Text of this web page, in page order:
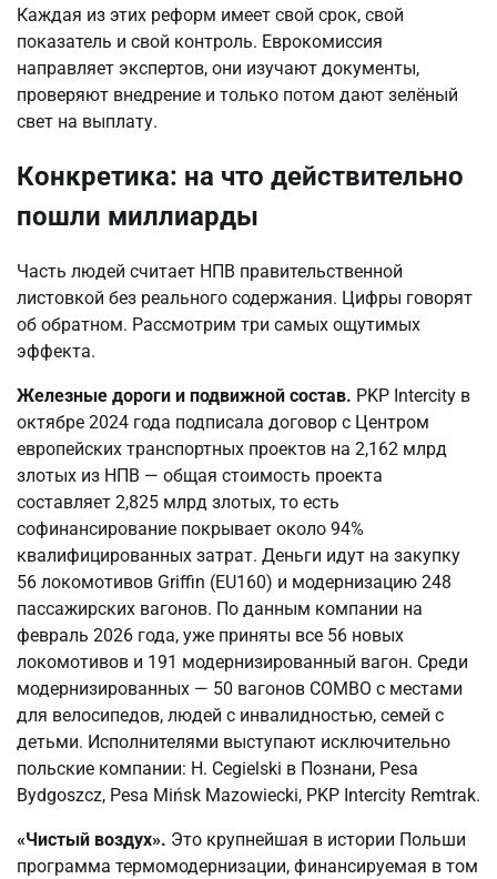
Каждая из этих реформ имеет свой срок, свой
показатель и свой контроль. Еврокомиссия
направляет экспертов, они изучают документы,
проверяют внедрение и только потом дают зелёный
свет на выплату.
Конкретика: на что действительно
пошли миллиарды
Часть людей считает НПВ правительственной
листовкой без реального содержания. Цифры говорят
об обратном. Рассмотрим три самых ощутимых
эффекта.
Железные дороги и подвижной состав. PKP Intercity в
октябре 2024 года подписала договор с Центром
европейских транспортных проектов на 2,162 млрд
злотых из НПВ — общая стоимость проекта
составляет 2,825 млрд злотых, то есть
софинансирование покрывает около 94%
квалифицированных затрат. Деньги идут на закупку
56 локомотивов Griffin (EU160) и модернизацию 248
пассажирских вагонов. По данным компании на
февраль 2026 года, уже приняты все 56 новых
локомотивов и 191 модернизированный вагон. Среди
модернизированных — 50 вагонов COMBO с местами
для велосипедов, людей с инвалидностью, семей с
детьми. Исполнителями выступают исключительно
польские компании: H. Cegielski в Познани, Pesa
Bydgoszcz, Pesa Mińsk Mazowiecki, PKP Intercity Remtrak.
«Чистый воздух». Это крупнейшая в истории Польши
программа термомодернизации, финансируемая в том